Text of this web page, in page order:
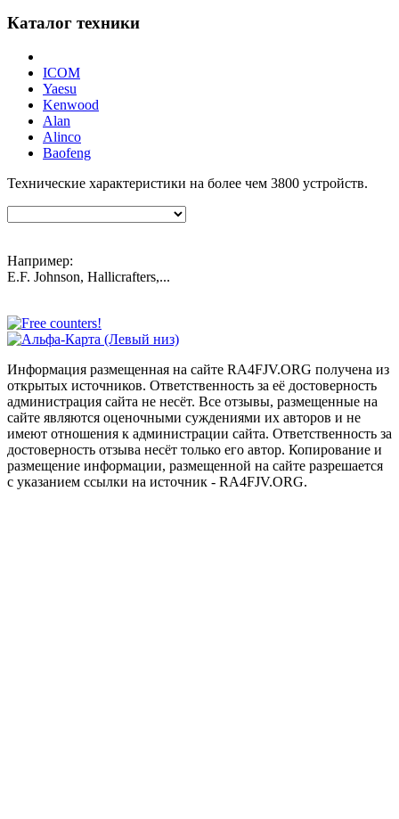
Каталог техники
ICOM
Yaesu
Kenwood
Alan
Alinco
Baofeng
Технические характеристики на более чем 3800 устройств.
Например:
E.F. Johnson, Hallicrafters,...
Информация размещенная на сайте RA4FJV.ORG получена из
открытых источников. Ответственность за её достоверность
администрация сайта не несёт. Все отзывы, размещенные на
сайте являются оценочными суждениями их авторов и не
имеют отношения к администрации сайта. Ответственность за
достоверность отзыва несёт только его автор. Копирование и
размещение информации, размещенной на сайте разрешается
с указанием ссылки на источник - RA4FJV.ORG.